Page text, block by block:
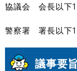
協議会 会長以下
警察署 署長以下
議事要旨